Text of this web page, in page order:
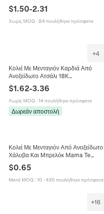
Κομματιού Παζλ Με Ανθικό Σχέδιο
και Συναισθηματικό Μήνυμα για
Μαμά Μπαμπά Κολλητή Δώρο
$1.50-2.31
Χωρίς MOQ · 84 πουλήθηκε πρόσφατα
+4
Κολιέ Με Μενταγιόν Καρδιά Από
Ανοξείδωτο Ατσάλι 18Κ
Love Vintage Κοσμήματα Για
Γυναίκες
$1.62-3.36
Χωρίς MOQ · 14 πουλήθηκε πρόσφατα
Δωρεάν αποστολή
Κολιέ Με Μενταγιόν Από Ανοξείδωτο
Χάλυβα Και Μπρελόκ Mama Te
Quiero Ισπανικά Χαραγμένο
Στρογγυλό Κόσμημα Δώρο Μητέρας
$0.65
Μικτό MOQ : 10 · 430 πουλήθηκε πρόσφατα
+16